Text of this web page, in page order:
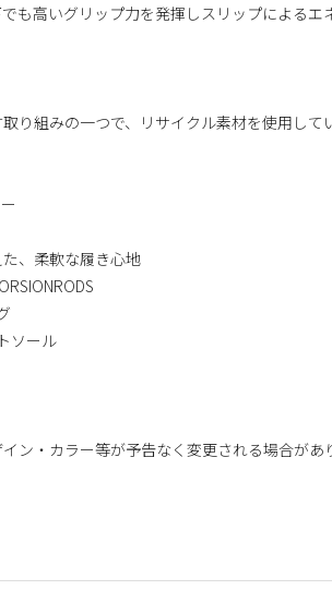
も高いグリップ力を発揮しスリップによるエ
り組みの一つで、リサイクル素材を使用して
、柔軟な履き心地
ソール
ン・カラー等が予告なく変更される場合があ